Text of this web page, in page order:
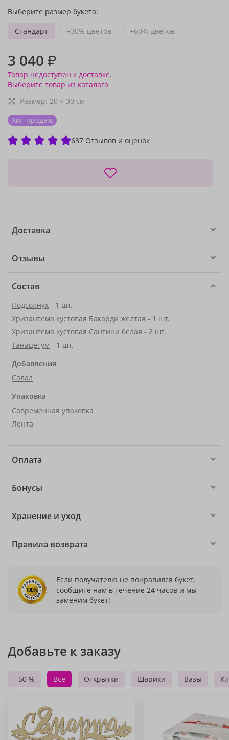
Выберите размер букета:
Стандарт
+30% цветов +60% цветов
3 040 ₽
Товар недоступен к доставке.
Выберите товар из каталога
Размер: 20 × 30 см
Хит продаж
637 Отзывов и оценок
Доставка
Отзывы
Состав
Подсолнух - 1 шт.
Хризантема кустовая Бакарди желтая - 1 шт.
Хризантема кустовая Сантини белая - 2 шт.
Танацетум - 1 шт.
Добавления
Салал
Упаковка
Современная упаковка
Лента
Оплата
Бонусы
Хранение и уход
Правила возврата
Если получателю не понравился букет,
сообщите нам в течение 24 часов и мы
заменим букет!
Добавьте к заказу
- 50 % Все Открытки Шарики Вазы